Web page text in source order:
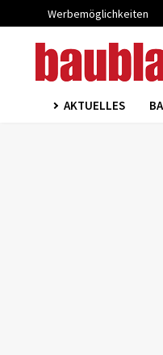
Werbemöglichkeiten
AKTUELLES